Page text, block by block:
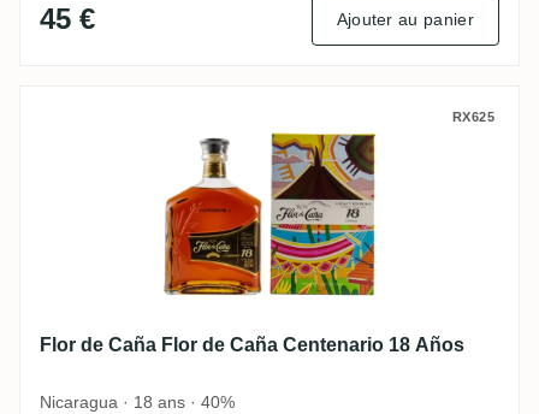
45 € Ajouter au panier
Flor de Caña Flor de Caña Centenario 18
RX625
Flor de Caña Flor de Caña Centenario 18 Años
Nicaragua · 18 ans · 40%